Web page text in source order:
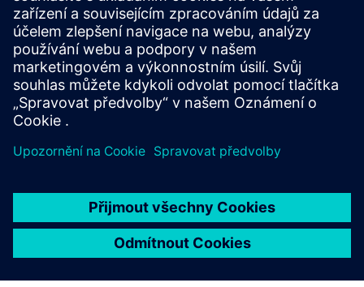
výrobcům bezprecedentní rychlost získávání hodnoty tím,
že otevírá použitelné poznatky ze strojních dat na jejich
výrobním podlaze. Tato služba s pevnými náklady od
společnosti ...
Další informace